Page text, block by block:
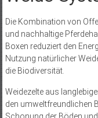
Die Kombination von
und nachhaltige
Boxen reduziert den
Nutzung natürlicher
die Biodiversität.
Weidezelte aus
den umweltfreundlichen